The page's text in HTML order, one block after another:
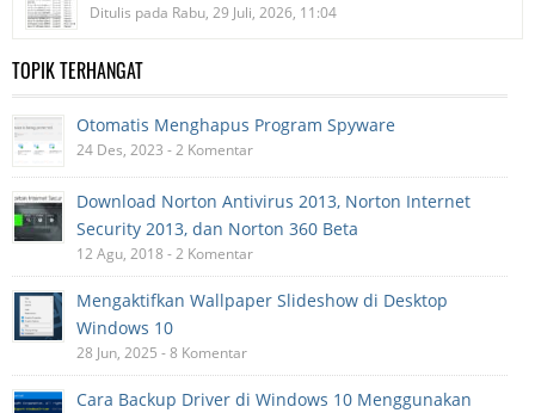
Ditulis pada Rabu, 29 Juli, 2026, 11:04
TOPIK TERHANGAT
Otomatis Menghapus Program Spyware
24 Des, 2023 - 2 Komentar
Download Norton Antivirus 2013, Norton Internet
Security 2013, dan Norton 360 Beta
12 Agu, 2018 - 2 Komentar
Mengaktifkan Wallpaper Slideshow di Desktop
Windows 10
28 Jun, 2025 - 8 Komentar
Cara Backup Driver di Windows 10 Menggunakan